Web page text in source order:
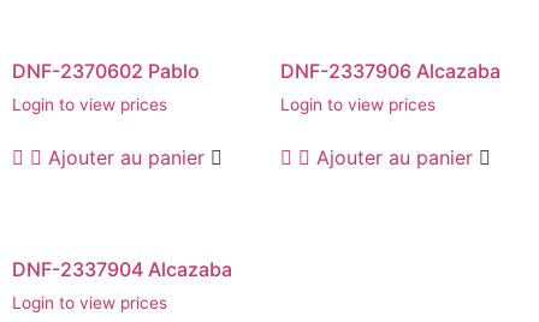
DNF-2370602 Pablo
Login to view prices
Ajouter au panier
DNF-2337906 Alcazaba
Login to view prices
Ajouter au panier
DNF-2337904 Alcazaba
Login to view prices